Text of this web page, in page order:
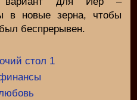
в новые зерна, чтобы
беспрерывен.
стол 1